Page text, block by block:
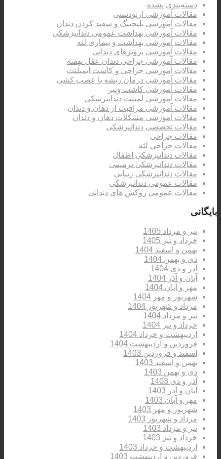
دسته‌بندی نشده
مقالات آموزشی ارتودنسی
مقالات آموزشی بلیچینگ و سفید کردن دندان
مقالات آموزشی بهداشت عمومی دندانپزشکی
مقالات آموزشی بهداشت و بیماری لثه
مقالات آموزشی پروتزهای دندانی
مقالات آموزشی جراحی دندان عقل نهفته
مقالات آموزشی جراحی و کاشت ایمپلنت
مقالات آموزشی درمان ریشه یا عصب کشی
مقالات آموزشی کاشت ونیر
مقالات آموزشی لمینت دندانپزشکی
مقالات آموزشی مراقبت از دهان و دندان
مقالات آموزشی مشکلات دهان و دندان
مقالات تخصصی دندانپزشکی
مقالات جراحی
مقالات جراحی لثه
مقالات دندانپزشکی اطفال
مقالات دندانپزشکی ترمیمی
مقالات دندانپزشکی زیبایی
مقالات عمومی دندانپزشکی
مقالات عمومی روکش های دندانی
بایگانی
تیر و مرداد 1405
خرداد و تیر 1405
بهمن و اسفند 1404
دی و بهمن 1404
آذر و دی 1404
آبان و آذر 1404
مهر و آبان 1404
شهریور و مهر 1404
مرداد و شهریور 1404
تیر و مرداد 1404
خرداد و تیر 1404
اردیبهشت و خرداد 1404
فروردین و اردیبهشت 1404
اسفند و فروردین 1403
بهمن و اسفند 1403
دی و بهمن 1403
آذر و دی 1403
آبان و آذر 1403
مهر و آبان 1403
شهریور و مهر 1403
مرداد و شهریور 1403
تیر و مرداد 1403
خرداد و تیر 1403
اردیبهشت و خرداد 1403
فروردین و اردیبهشت 1403